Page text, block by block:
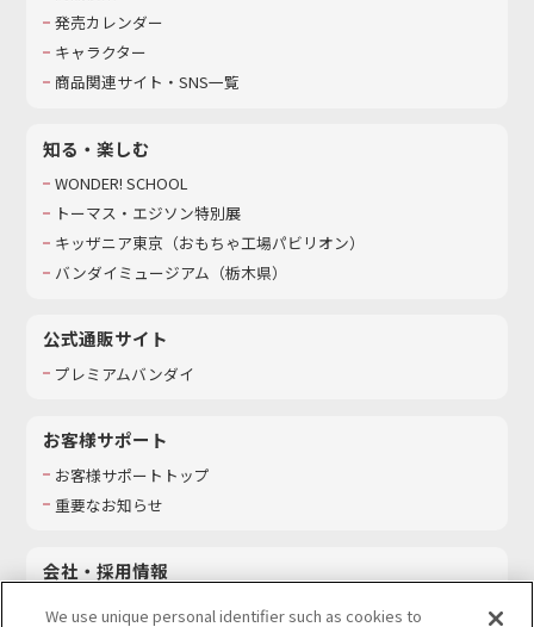
発売カレンダー
キャラクター
商品関連サイト・SNS一覧
知る・楽しむ
WONDER! SCHOOL
トーマス・エジソン特別展
キッザニア東京（おもちゃ工場パビリオン）​
バンダイミュージアム（栃木県）
公式通販サイト
プレミアムバンダイ
お客様サポート
お客様サポートトップ
重要なお知らせ
会社・採用情報
We use unique personal identifier such as cookies to